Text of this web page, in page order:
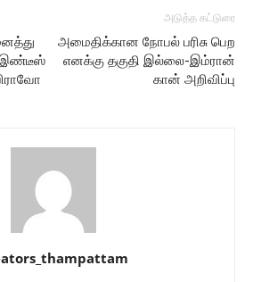
இண்டீஸ்
அடுத்த கட்டுரை
அமைதிக்கான நோபல் பரிசு பெற
எனக்கு தகுதி இல்லை-இம்ரான்
கான் அறிவிப்பு